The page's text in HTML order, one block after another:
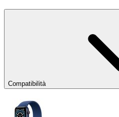
Compatibilità